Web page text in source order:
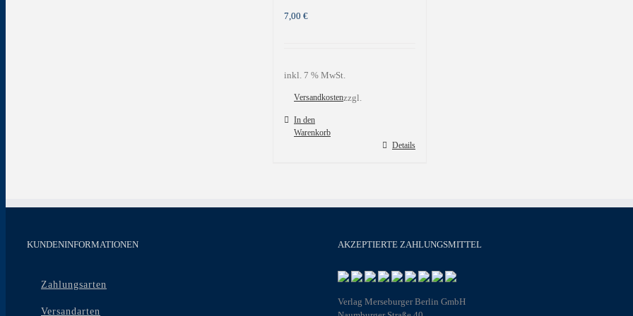
7,00 €
inkl. 7 % MwSt.
zzgl.
Versandkosten
In den
Warenkorb
Details
KUNDENINFORMATIONEN
Zahlungsarten
Versandarten
AKZEPTIERTE ZAHLUNGSMITTEL
Verlag Merseburger Berlin GmbH